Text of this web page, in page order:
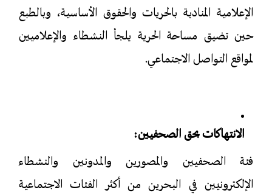
الإعلامية المنادية بالحريات والحقوق الأساسية، وبالطبع
حين تضيق مساحة الحرية يلجأ النشطاء والإعلاميين
لمواقع التواصل الاجتماعي.
الانتهاكات بحق الصحفيين:
فئة الصحفيين والمصورين والمدونين والنشطاء
الإلكترونيين في البحرين من أكثر الفئات الاجتماعية